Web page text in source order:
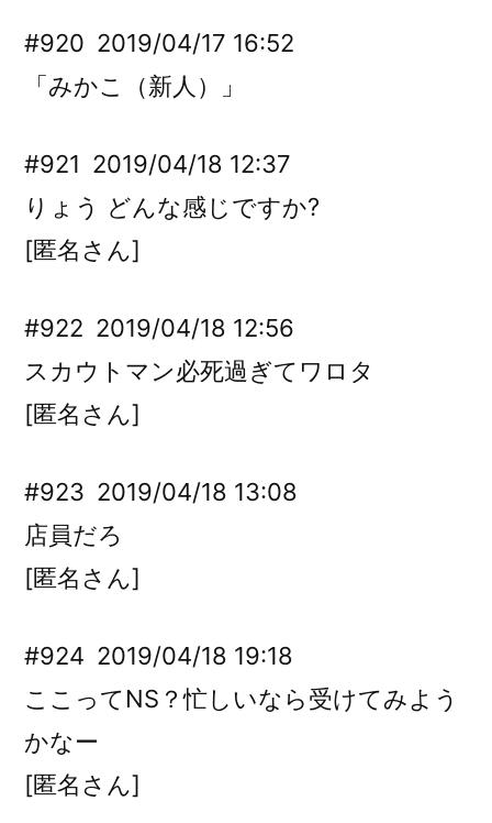
#920 2019/04/17 16:52
「みかこ（新人）」
#921 2019/04/18 12:37
りょう どんな感じですか?
[匿名さん]
#922 2019/04/18 12:56
スカウトマン必死過ぎてワロタ
[匿名さん]
#923 2019/04/18 13:08
店員だろ
[匿名さん]
#924 2019/04/18 19:18
ここってNS？忙しいなら受けてみよう
かなー
[匿名さん]